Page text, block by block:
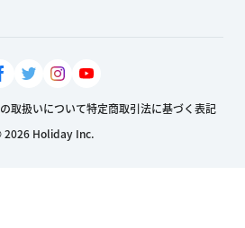
取扱いについて特定商取引法に基づく表記
2026 Holiday Inc.